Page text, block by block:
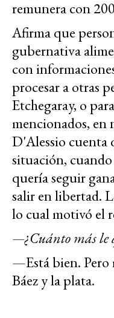
remunera con
Afirma que
gubernativa
con
procesar a otras
Etchegaray, o
mencionados, en
D'Alessio cuenta
situación,
quería seguir
salir en libertad.
lo cual motivó el
—¿Cuánto más le
—Está bien. Pero
Báez y la plata.